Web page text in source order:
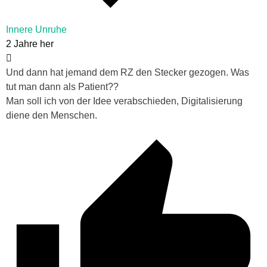
Innere Unruhe
2 Jahre her
Und dann hat jemand dem RZ den Stecker gezogen. Was
tut man dann als Patient??
Man soll ich von der Idee verabschieden, Digitalisierung
diene den Menschen.